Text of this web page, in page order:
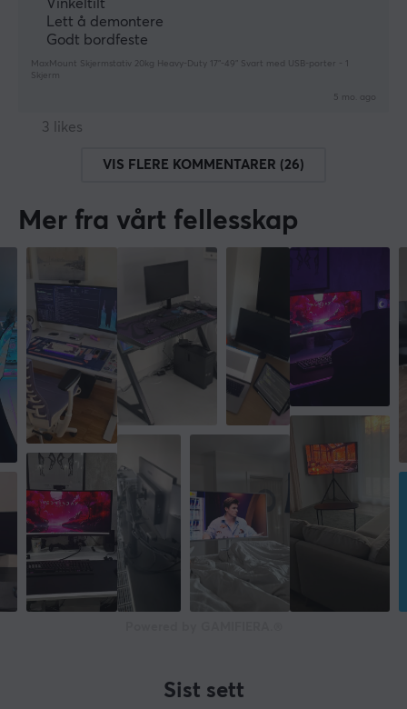
Vinkeltilt
Lett å demontere
Godt bordfeste
MaxMount Skjermstativ 20kg Heavy-Duty 17”-49” Svart med USB-porter - 1
Skjerm
5 mo. ago
3 likes
VIS FLERE KOMMENTARER (26)
Mer fra vårt fellesskap
Sist sett